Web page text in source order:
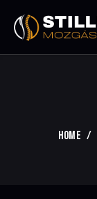
HOME